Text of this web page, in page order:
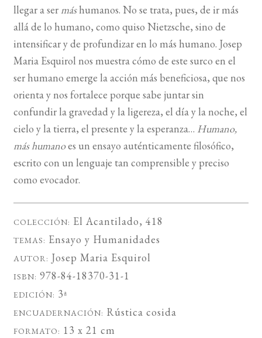
llegar a sermáshumanos. No se trata, pues, de ir más
allá de lo humano, como quiso Nietzsche, sino de
intensificar y de profundizar en lo más humano. Josep
Maria Esquirol nos muestra cómo de este surco en el
ser humano emerge la acción más beneficiosa, que nos
orienta y nos fortalece porque sabe juntar sin
confundir la gravedad y la ligereza, el día y la noche, el
cielo y la tierra, el presente y la esperanza… Humano,
más humanoes un ensayo auténticamente filosófico,
escrito con un lenguaje tan comprensible y preciso
como evocador.
COLECCIÓN: El Acantilado, 418
TEMAS: Ensayo y Humanidades
AUTOR: Josep Maria Esquirol
ISBN: 978-84-18370-31-1
EDICIÓN: 3ª
ENCUADERNACIÓN: Rústica cosida
FORMATO: 13 x 21 cm